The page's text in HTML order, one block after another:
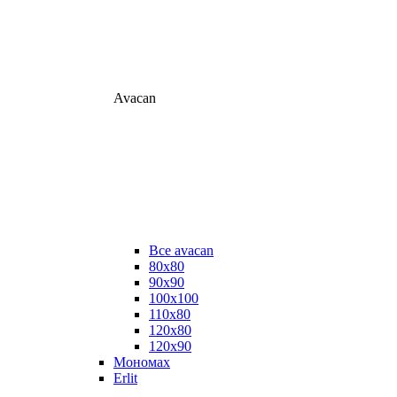
Avacan
Все avacan
80х80
90х90
100х100
110х80
120х80
120х90
Мономах
Erlit